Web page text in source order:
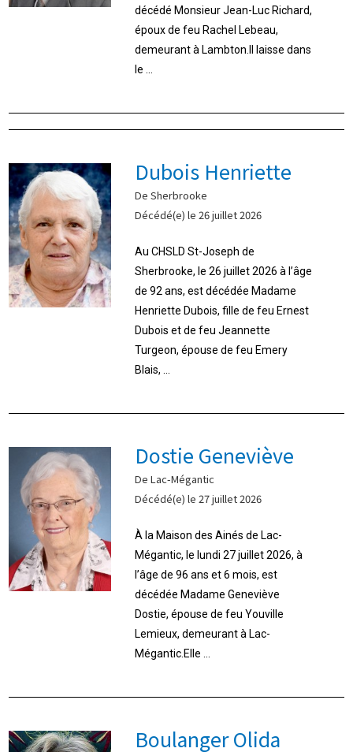
décédé Monsieur Jean-Luc Richard,
époux de feu Rachel Lebeau,
demeurant à Lambton.Il laisse dans
le ...
Dubois Henriette
De Sherbrooke
Décédé(e) le 26 juillet 2026
Au CHSLD St-Joseph de
Sherbrooke, le 26 juillet 2026 à l’âge
de 92 ans, est décédée Madame
Henriette Dubois, fille de feu Ernest
Dubois et de feu Jeannette
Turgeon, épouse de feu Emery
Blais, ...
Dostie Geneviève
De Lac-Mégantic
Décédé(e) le 27 juillet 2026
À la Maison des Ainés de Lac-
Mégantic, le lundi 27 juillet 2026, à
l’âge de 96 ans et 6 mois, est
décédée Madame Geneviève
Dostie, épouse de feu Youville
Lemieux, demeurant à Lac-
Mégantic.Elle ...
Boulanger Olida